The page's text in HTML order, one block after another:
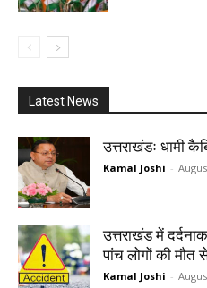
Latest News
उत्तराखंडः धामी
Kamal Joshi -
उत्तराखंड में
पांच लोगों की मौत
Kamal Joshi -